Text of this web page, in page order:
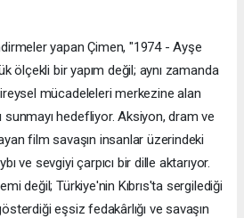
yapan Çimen, "1974 - Ayşe
ölçekli bir yapım değil; aynı zamanda
mücadeleleri merkezine alan
sunmayı hedefliyor. Aksiyon, dram ve
film savaşın insanlar üzerindeki
ve sevgiyi çarpıcı bir dille aktarıyor.
değil; Türkiye'nin Kıbrıs'ta sergilediği
eşsiz fedakârlığı ve savaşın